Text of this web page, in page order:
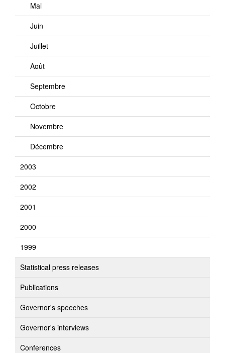
Mai
Juin
Juillet
Août
Septembre
Octobre
Novembre
Décembre
2003
2002
2001
2000
1999
Statistical press releases
Publications
Governor's speeches
Governor's interviews
Conferences